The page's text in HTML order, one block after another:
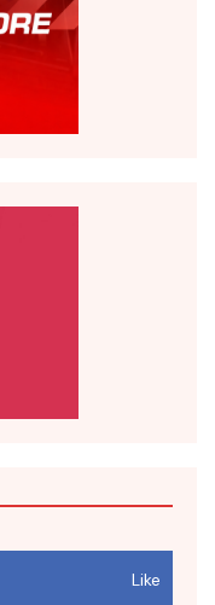
Like